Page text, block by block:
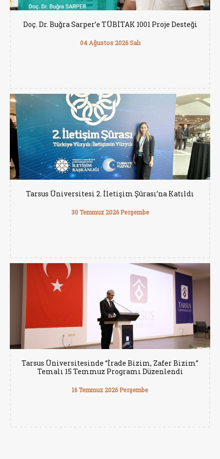
Doç. Dr. Buğra Sarper’e TÜBİTAK 1001 Proje Desteği
04 Ağustos 2026 Salı
Tarsus Üniversitesi 2. İletişim Şûrası’na Katıldı
30 Temmuz 2026 Perşembe
Tarsus Üniversitesinde “İrade Bizim, Zafer Bizim”
Temalı 15 Temmuz Programı Düzenlendi
16 Temmuz 2026 Perşembe